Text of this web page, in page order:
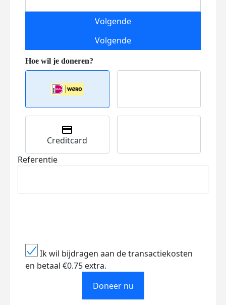
Volgende
Volgende
Creditcard
Referentie
Ik wil bijdragen aan de transactiekosten
en betaal €0.75 extra.
Doneer nu